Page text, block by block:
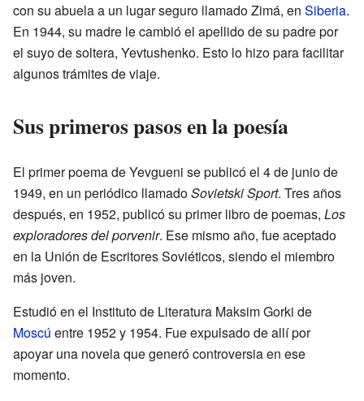
con su abuela a un lugar seguro llamado Zimá, en Siberia.
En 1944, su madre le cambió el apellido de su padre por
el suyo de soltera, Yevtushenko. Esto lo hizo para facilitar
algunos trámites de viaje.
Sus primeros pasos en la poesía
El primer poema de Yevgueni se publicó el 4 de junio de
1949, en un periódico llamadoSovietski Sport. Tres años
después, en 1952, publicó su primer libro de poemas, Los
exploradores del porvenir. Ese mismo año, fue aceptado
en la Unión de Escritores Soviéticos, siendo el miembro
más joven.
Estudió en el Instituto de Literatura Maksim Gorki de
Moscú entre 1952 y 1954. Fue expulsado de allí por
apoyar una novela que generó controversia en ese
momento.